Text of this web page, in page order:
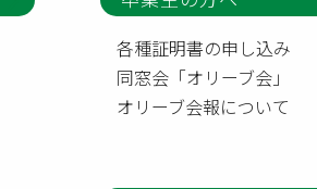
各種証明書の申し込み
同窓会「オリーブ会」
オリーブ会報について